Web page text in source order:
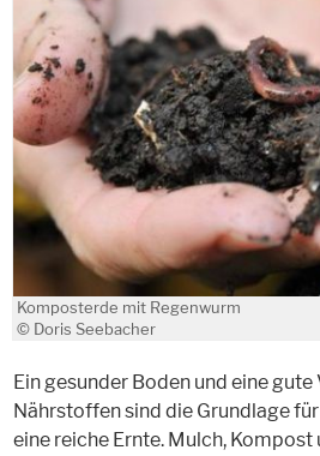
Komposterde mit Regenwurm
© Doris Seebacher
Ein gesunder Boden und eine
Nährstoffen sind die Grundlage
eine reiche Ernte. Mulch, Kompost